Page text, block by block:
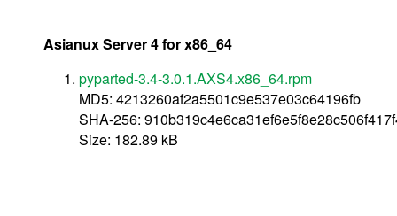
Asianux Server 4 for x86_64
pyparted-3.4-3.0.1.AXS4.x86_64.rpm
MD5: 4213260af2a5501c9e537e03c64196fb
SHA-256:
Size: 182.89 kB